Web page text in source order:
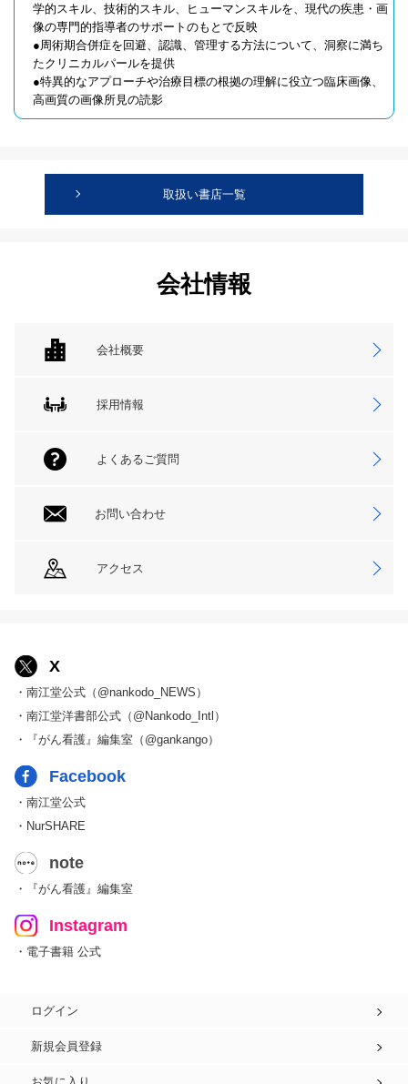
学的スキル、技術的スキル、ヒューマンスキルを、現代の疾患・画
像の専門的指導者のサポートのもとで反映
●周術期合併症を回避、認識、管理する方法について、洞察に満ち
たクリニカルパールを提供
●特異的なアプローチや治療目標の根拠の理解に役立つ臨床画像、
高画質の画像所見の読影
取扱い書店一覧
会社情報
会社概要
採用情報
よくあるご質問
お問い合わせ
アクセス
X
・南江堂公式（@nankodo_NEWS）
・南江堂洋書部公式（@Nankodo_Intl）
・『がん看護』編集室（@gankango）
Facebook
・南江堂公式
・NurSHARE
note
・『がん看護』編集室
Instagram
・電子書籍 公式
ログイン
新規会員登録